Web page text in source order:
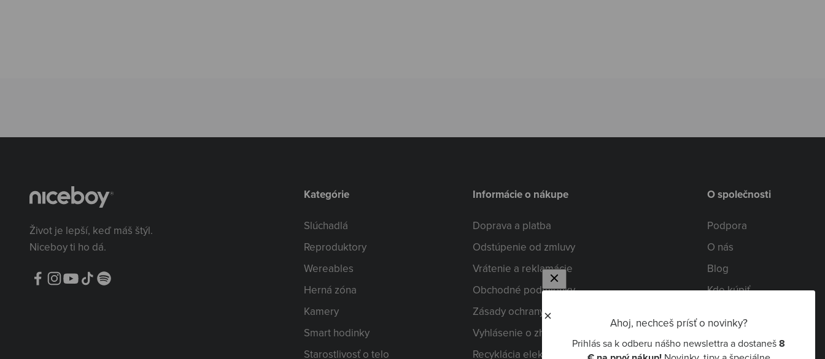
Ahoj, nechceš prísť o novinky?
Prihlás sa k odberu nášho newslettra a dostaneš8
Život je lepší, keď máš štýl.
Niceboy ti ho dá.
Kategórie
Slúchadlá
Reproduktory
Wereables
Herná zóna
Kamery
Smart hodinky
Starostlivosť o telo
Informácie o nákupe
Doprava a platba
Odstúpenie od zmluvy
Vrátenie a reklamácie
Obchodné podmienky
Zásady ochrany osobných údajov
Vyhlásenie o zhode
Recyklácia elektrospotrebičov
O společnosti
Podpora
O nás
Blog
Kde kúpiť
Kariéra
Niceboy Pay